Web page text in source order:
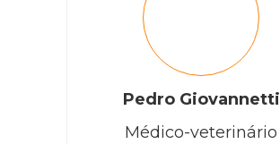
Pedro Giovannetti
Médico-veterinário